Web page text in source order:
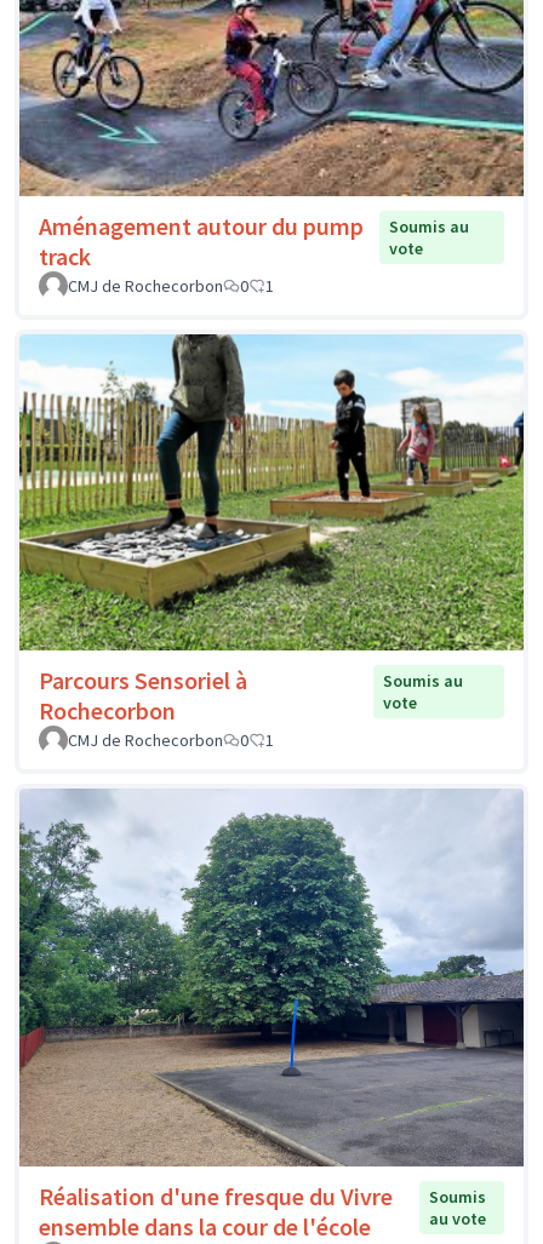
Aménagement autour du pump
track
Soumis au
vote
CMJ de Rochecorbon
0 1
Parcours Sensoriel à
Rochecorbon
Soumis au
vote
CMJ de Rochecorbon
0 1
Réalisation d'une fresque du Vivre
ensemble dans la cour de l'école
Soumis
au vote